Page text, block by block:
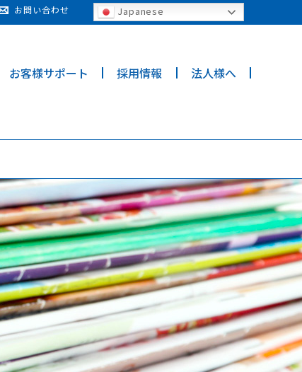
お客様サポート 採用情報 法人様へ
お問い合わせ Japanese
details and any questions.Yes No